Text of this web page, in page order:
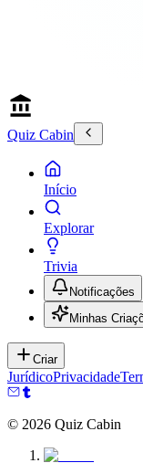
Quiz Cabin
Início
Explorar
Trivia
Notificações
Minhas
Criar
JurídicoPrivacidade
© 2026 Quiz Cabin